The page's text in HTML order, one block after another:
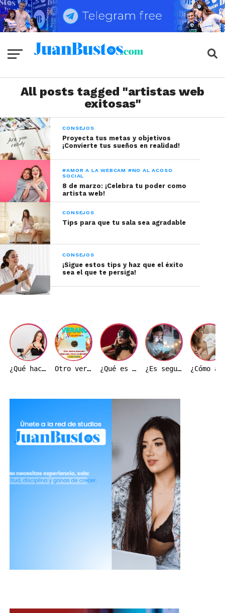
All posts tagged "artistas web
exitosas"
CONSEJOS
Proyecta tus metas y objetivos
¡Convierte tus sueños en realidad!
#AMOR A LA WEBCAM #NO AL ACOSO
SOCIAL
8 de marzo: ¡Celebra tu poder como
artista web!
CONSEJOS
Tips para que tu sala sea agradable
CONSEJOS
¡Sigue estos tips y haz que el éxito
sea el que te persiga!
¿Qué hace realmente una modelo webcam durante una transmisión? Otro verano ardiente: Ideas de transmisión para hacer crecer tu base de fans ¿Qué es el BDSM y por qué es importante entenderlo correctamente? ¿Es seguro trabajar como modelo webcam en Colombia?